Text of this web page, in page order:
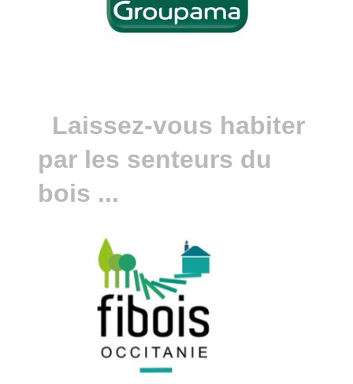
Laissez-vous habiter
par les senteurs du
bois ...